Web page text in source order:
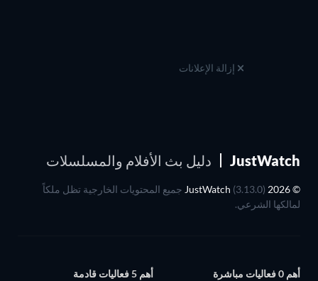
إزالة الإعلانات
JustWatch دليل بث الأفلام والمسلسلات
(3.13.0) جميع المحتويات الخارجية تظل ملكاً
لمالكها الشرعي.
أهم 0 فعاليات مباشرة أهم 5 فعاليات قادمة